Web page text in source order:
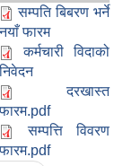
सम्पति बिबरण भर्ने
नयाँ फारम
कर्मचारी विदाको
निवेदन
दरखास्त
फारम.pdf
सम्पत्ति विवरण
फारम.pdf